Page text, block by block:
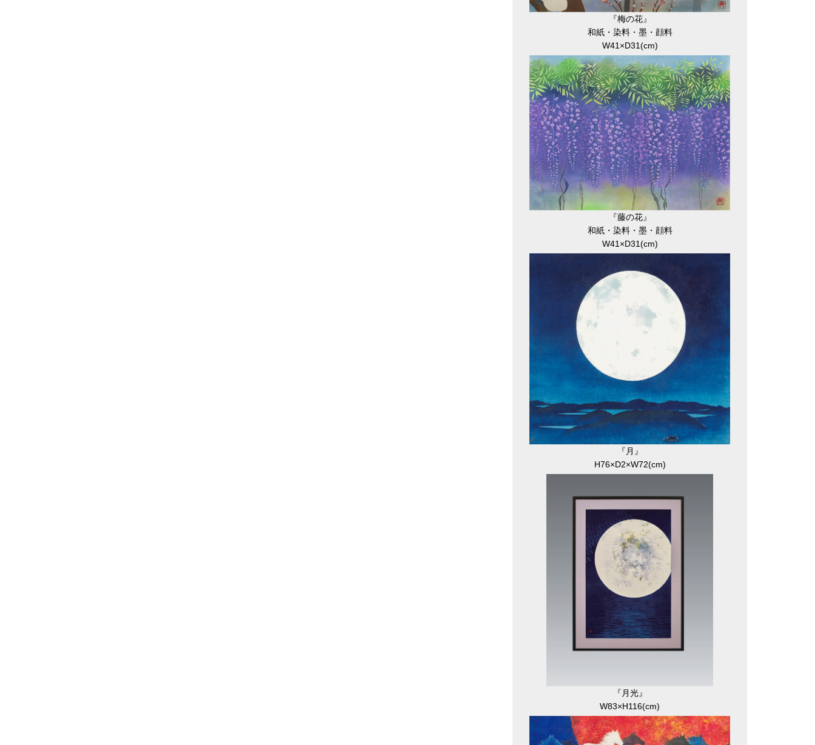
『梅の花』
和紙・染料・墨・顔料
W41×D31(cm)
『藤の花』
和紙・染料・墨・顔料
W41×D31(cm)
『月』
H76×D2×W72(cm)
『月光』
W83×H116(cm)